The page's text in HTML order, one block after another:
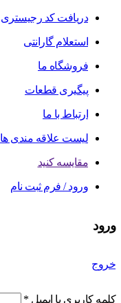
دریافت کد رجیستری
استعلام گارانتی
فروشگاه ما
پیگیری قطعات
ارتباط با ما
لیست علاقه مندی ها
مقایسه کنید
ورود / فرم ثبت نام
ورود
خروج
کلمه کاربری یا ایمیل *